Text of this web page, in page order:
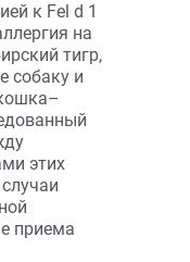
к Fel d 1
на
тигр,
собаку и
этих
приема